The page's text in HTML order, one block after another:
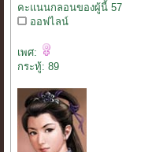
คะแนนกลอนของผู้นี้ 57
ออฟไลน์
เพศ:
กระทู้: 89